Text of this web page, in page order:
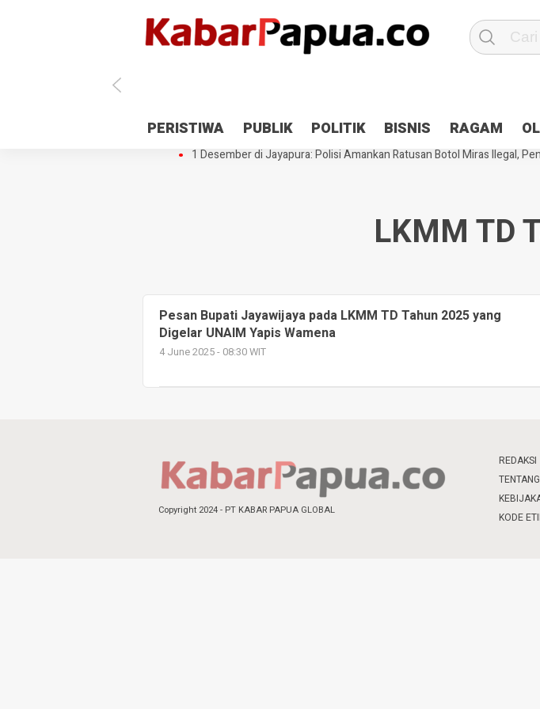
PERISTIWA PUBLIK POLITIK BISNIS RAGAM
Antisipasi 1 Desember, TNI Polri Patroli 2×24 jam di Kota Jayapura
Gedung Perpustakaan SMPN 5 Sentani Terbakar
Hibah Pilkada
1 Desember di Jayapura: Polisi Amankan Ratusan Botol Miras Ilegal,
LKMM TD
Pesan Bupati Jayawijaya pada LKMM TD Tahun 2025 yang
Digelar UNAIM Yapis Wamena
4 June 2025 - 08:30 WIT
Copyright 2024 - PT KABAR PAPUA GLOBAL
REDAKSI
KODE